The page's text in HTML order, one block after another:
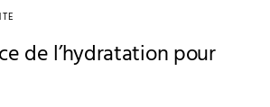
de l’hydratation pour